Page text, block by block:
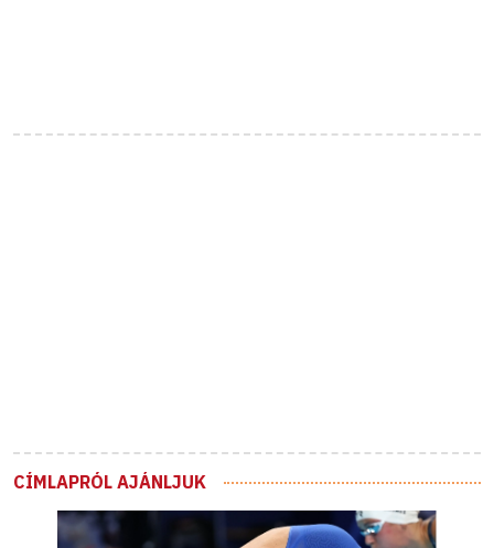
CÍMLAPRÓL AJÁNLJUK